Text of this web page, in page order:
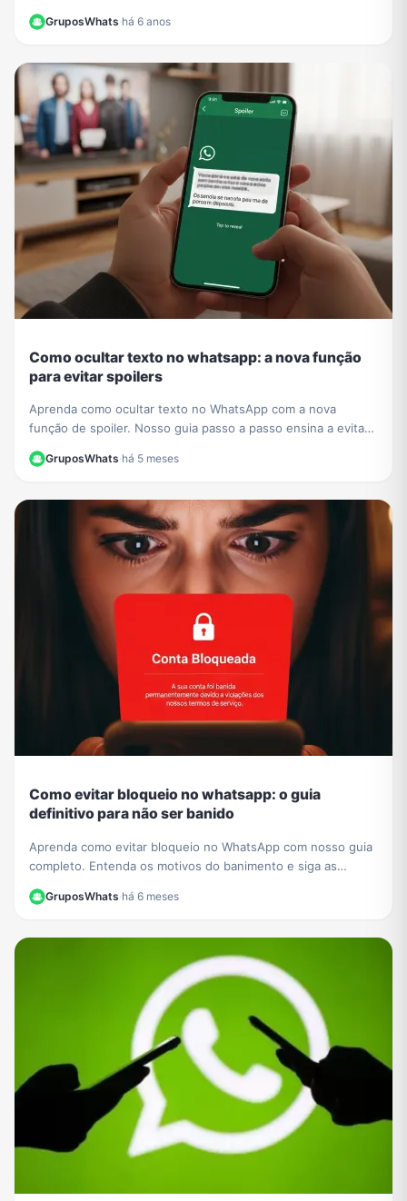
GruposWhats·há 6 anos
Como ocultar texto no whatsapp: a nova função
para evitar spoilers
Aprenda como ocultar texto no WhatsApp com a nova
função de spoiler. Nosso guia passo a passo ensina a evitar
revelar detalhes de séries e filmes em grupos.
GruposWhats·há 5 meses
Como evitar bloqueio no whatsapp: o guia
definitivo para não ser banido
Aprenda como evitar bloqueio no WhatsApp com nosso guia
completo. Entenda os motivos do banimento e siga as
GruposWhats·há 6 meses